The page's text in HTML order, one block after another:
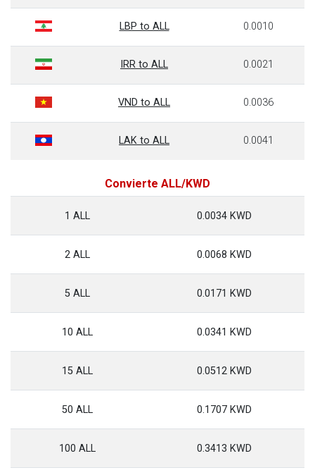
LBP to ALL 0.0010
IRR to ALL 0.0021
VND to ALL 0.0036
LAK to ALL 0.0041
Convierte ALL/KWD
1 ALL 0.0034 KWD
2 ALL 0.0068 KWD
5 ALL 0.0171 KWD
10 ALL 0.0341 KWD
15 ALL 0.0512 KWD
50 ALL 0.1707 KWD
100 ALL 0.3413 KWD